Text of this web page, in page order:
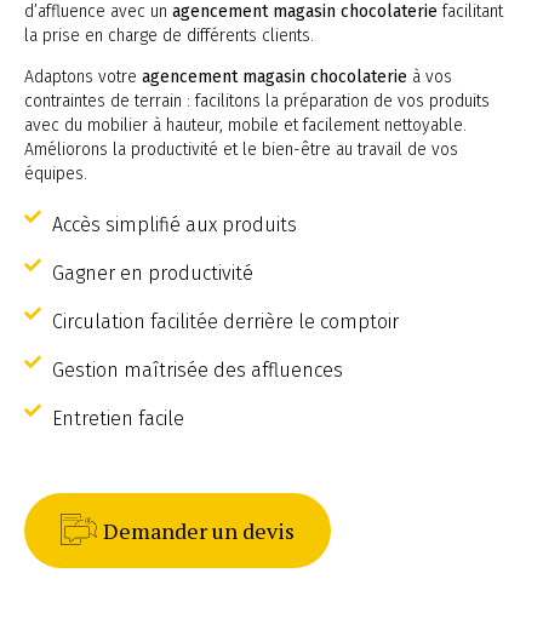
d’affluence avec un agencement magasin chocolaterie facilitant
la prise en charge de différents clients.
Adaptons votre agencement magasin chocolaterie à vos
contraintes de terrain : facilitons la préparation de vos produits
avec du mobilier à hauteur, mobile et facilement nettoyable.
Améliorons la productivité et le bien-être au travail de vos
équipes.
Accès simplifié aux produits
Gagner en productivité
Circulation facilitée derrière le comptoir
Gestion maîtrisée des affluences
Entretien facile
Demander un devis